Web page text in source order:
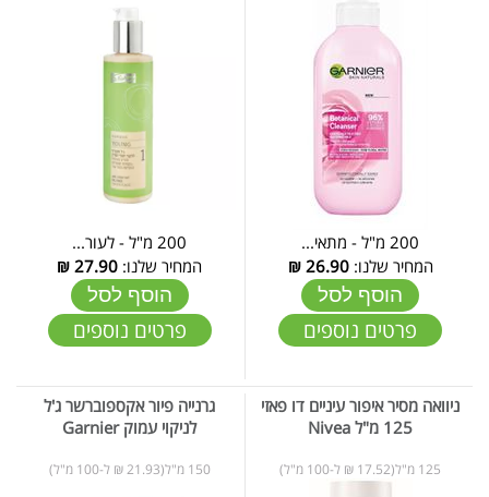
200 מ"ל - מתאי...
המחיר שלנו:26.90
₪
הוסף לסל
פרטים נוספים
200 מ"ל - לעור...
המחיר שלנו: 27.90
₪
הוסף לסל
פרטים נוספים
ניוואה מסיר איפור עיניים דו פאזי
125 מ"ל Nivea
125 מ"ל(17.52 ₪ ל-100 מ"ל)
גרנייה פיור אקספוברשר ג'ל
לניקוי עמוק Garnier
150 מ"ל(21.93 ₪ ל-100 מ"ל)